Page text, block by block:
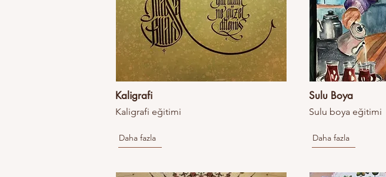
Kaligrafi
Kaligrafi eğitimi
Daha fazla
Sulu Boya
Sulu boya eğitimi
Daha fazla